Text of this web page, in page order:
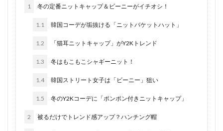
1 冬の定番ニットキャップ＆ビーニーがイチオシ！
1.1 韓国コーデが垢抜ける「ニットバケットハット」
1.2 「猫耳ニットキャップ」がY2Kトレンド
1.3 冬はもこもこシャギーニット！
1.4 韓国ストリート女子は「ビーニー」狙い
1.5 冬のY2Kコーデに「ポンポン付きニットキャップ」
2 被るだけでトレンド感アップ？ハンチング帽